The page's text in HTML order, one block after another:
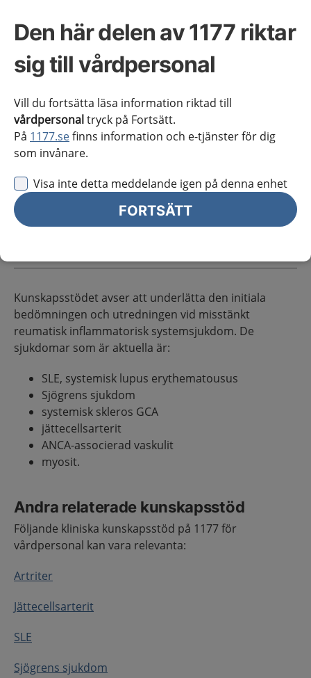
Den här delen av 1177 riktar
sig till vårdpersonal
Vill du fortsätta läsa information riktad till
vårdpersonaltryck på Fortsätt.
På 1177.sefinns information och e-tjänster för dig
som invånare.
Visa inte detta meddelande igen på denna enhet
FORTSÄTT
Reumatiska
inflammatoriska
systemsjukdomar,
utredning
Kunskapsstödet avser att underlätta den initiala
bedömningen och utredningen vid misstänkt
reumatisk inflammatorisk systemsjukdom. De
sjukdomar som är aktuella är:
SLE, systemisk lupus erythematousus
Sjögrens sjukdom
systemisk skleros GCA
jättecellsarterit
ANCA-associerad vaskulit
myosit.
Andra relaterade kunskapsstöd
Följande kliniska kunskapsstöd på 1177 för
vårdpersonal kan vara relevanta:
Artriter
Jättecellsarterit
SLE
Sjögrens sjukdom